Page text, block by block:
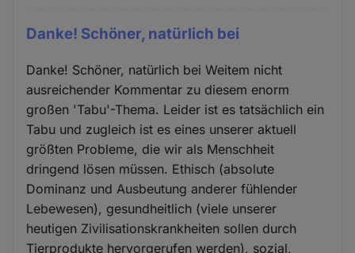
Danke! Schöner, natürlich bei
Danke! Schöner, natürlich bei Weitem nicht
ausreichender Kommentar zu diesem enorm
großen 'Tabu'-Thema. Leider ist es tatsächlich ein
Tabu und zugleich ist es eines unserer aktuell
größten Probleme, die wir als Menschheit
dringend lösen müssen. Ethisch (absolute
Dominanz und Ausbeutung anderer fühlender
Lebewesen), gesundheitlich (viele unserer
heutigen Zivilisationskrankheiten sollen durch
Tierprodukte hervorgerufen werden), sozial,